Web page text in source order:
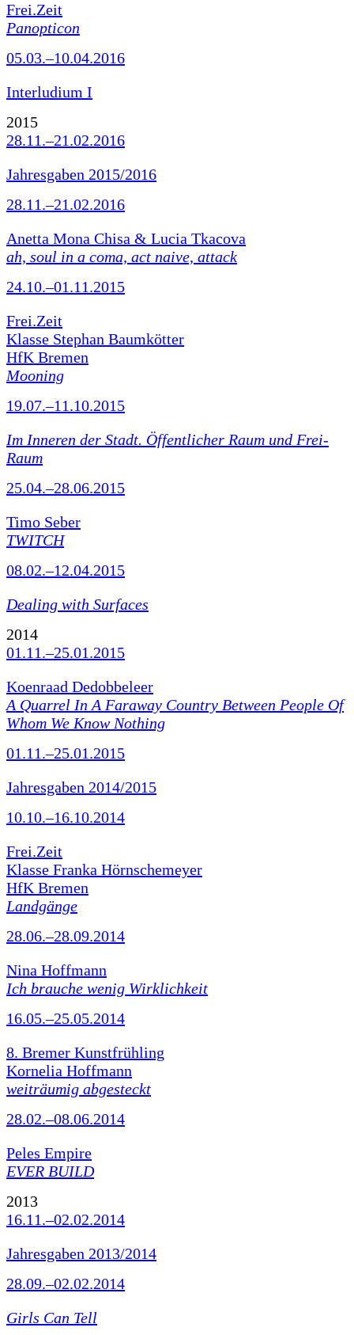
Frei.Zeit
Panopticon
05.03.–10.04.2016
Interludium I
2015
28.11.–21.02.2016
Jahresgaben 2015/2016
28.11.–21.02.2016
Anetta Mona Chisa & Lucia Tkacova
ah, soul in a coma, act naive, attack
24.10.–01.11.2015
Frei.Zeit
Klasse Stephan Baumkötter
HfK Bremen
Mooning
19.07.–11.10.2015
Im Inneren der Stadt. Öffentlicher Raum und Frei-
Raum
25.04.–28.06.2015
Timo Seber
TWITCH
08.02.–12.04.2015
Dealing with Surfaces
2014
01.11.–25.01.2015
Koenraad Dedobbeleer
A Quarrel In A Faraway Country Between People Of
Whom We Know Nothing
01.11.–25.01.2015
Jahresgaben 2014/2015
10.10.–16.10.2014
Frei.Zeit
Klasse Franka Hörnschemeyer
HfK Bremen
Landgänge
28.06.–28.09.2014
Nina Hoffmann
Ich brauche wenig Wirklichkeit
16.05.–25.05.2014
8. Bremer Kunstfrühling
Kornelia Hoffmann
weiträumig abgesteckt
28.02.–08.06.2014
Peles Empire
EVER BUILD
2013
16.11.–02.02.2014
Jahresgaben 2013/2014
28.09.–02.02.2014
Girls Can Tell